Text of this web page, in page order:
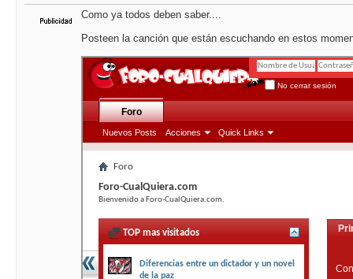
Como ya todos deben saber....
Posteen la canción que están escuchando en estos